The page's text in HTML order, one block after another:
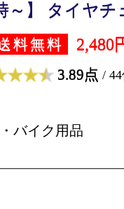
～】 タイヤチ
料無料 2,480
3.89点 /
バイク用品